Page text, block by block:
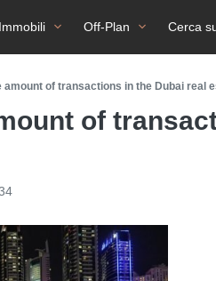
Immobili Off-Plan Cerca
amount of transactions in the Dubai real
of